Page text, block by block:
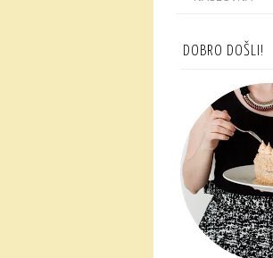
DOBRO DOŠLI!